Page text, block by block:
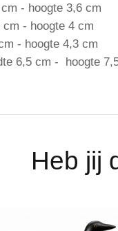
- hoogte 3,6 cm
- hoogte 4 cm
- hoogte 4,3 cm
6,5 cm - hoogte
Heb jij